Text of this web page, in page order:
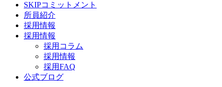
SKIPコミットメント
所員紹介
採用情報
採用情報
採用コラム
採用情報
採用FAQ
公式ブログ